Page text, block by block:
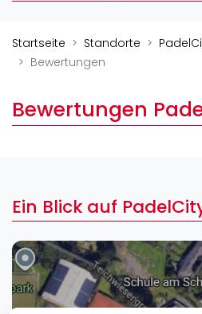
Padelplatzbauer
Verschiedenes
Turniere
Ranking
Frauen
FIP Männer
FIP Frauen
Startseite Standorte
Bewertungen
Bewertungen
Ein Blick auf